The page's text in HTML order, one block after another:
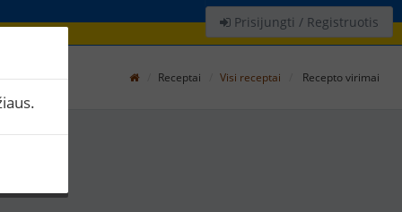
Prisijungti / Registruotis
Receptai Visi receptai Recepto virimai